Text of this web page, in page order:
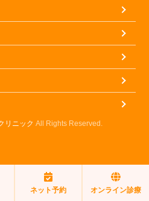
リニック All Rights Reserved.
ネット予約 オンライン診療